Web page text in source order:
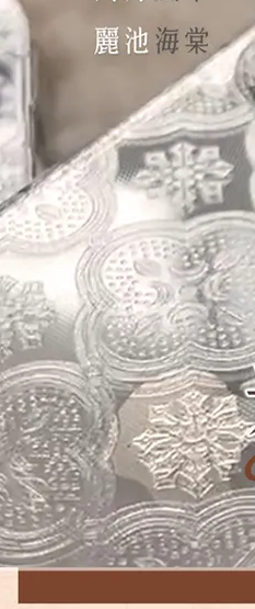
大眼睛透氣網眼透視束
斜背包
189
- +
大眼睛
提沙灘包
NT$ 219
NT$ 249
加